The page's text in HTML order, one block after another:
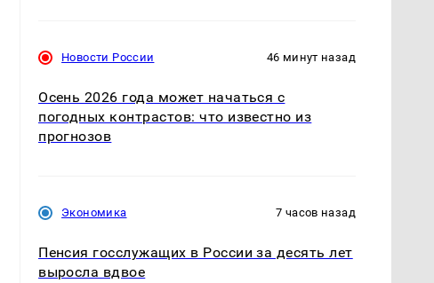
Новости России 46 минут назад
Осень 2026 года может начаться с
погодных контрастов: что известно из
прогнозов
Экономика 7 часов назад
Пенсия госслужащих в России за десять лет
выросла вдвое